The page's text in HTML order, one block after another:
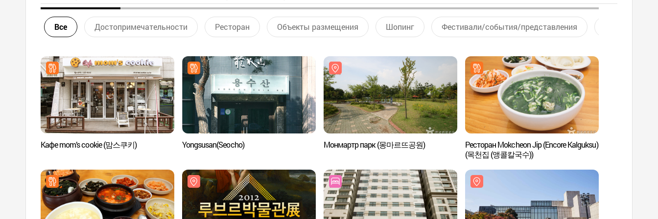
Все Достопримечательности Ресторан Объекты размещения Шопинг Фестивали/события/представления
Кафе mom’s cookie (맘스쿠키) Yongsusan(Seocho) Монмартр парк (몽마르뜨공원)
Ресторан Mokcheon Jip (Encore Kalguksu)
(목천집 (앵콜칼국수))